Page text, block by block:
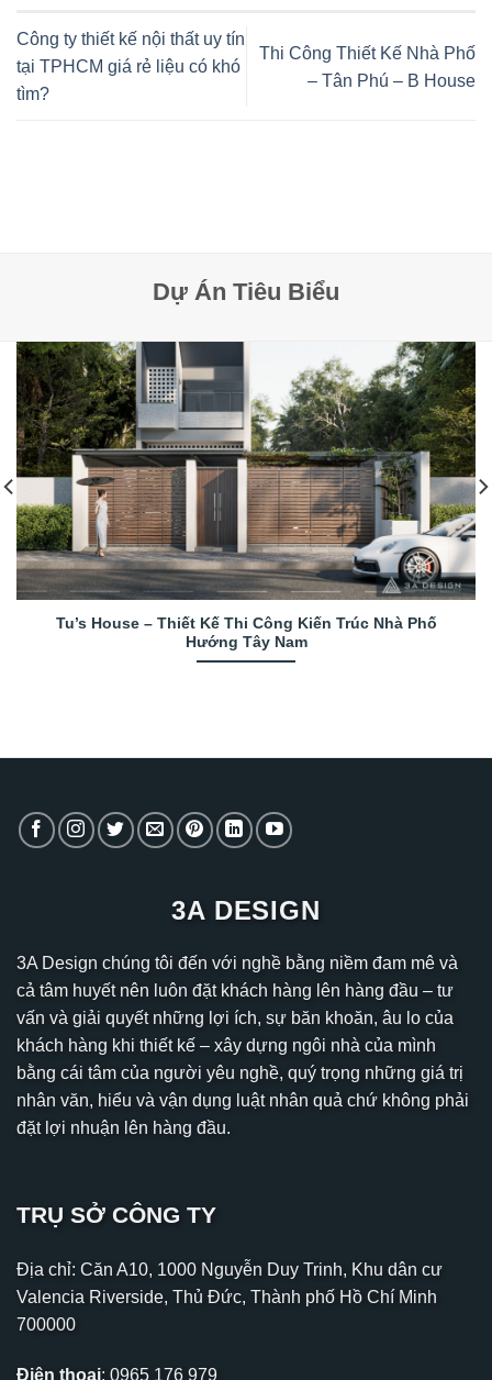
Công ty thiết kế nội thất uy tín
tại TPHCM giá rẻ liệu có khó
tìm?
Thi Công Thiết Kế Nhà Phố
– Tân Phú – B House
Dự Án Tiêu Biểu
Tu’s House – Thiết Kế Thi Công Kiến Trúc Nhà Phố
Hướng Tây Nam
3A DESIGN
3A Design chúng tôi đến với nghề bằng niềm đam mê và
cả tâm huyết nên luôn đặt khách hàng lên hàng đầu – tư
vấn và giải quyết những lợi ích, sự băn khoăn, âu lo của
khách hàng khi thiết kế – xây dựng ngôi nhà của mình
bằng cái tâm của người yêu nghề, quý trọng những giá trị
nhân văn, hiểu và vận dụng luật nhân quả chứ không phải
đặt lợi nhuận lên hàng đầu.
TRỤ SỞ CÔNG TY
Địa chỉ: Căn A10, 1000 Nguyễn Duy Trinh, Khu dân cư
Valencia Riverside, Thủ Đức, Thành phố Hồ Chí Minh
700000
Điện thoại: 0965 176 979